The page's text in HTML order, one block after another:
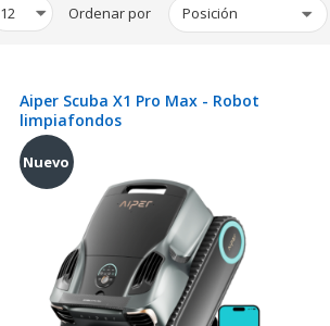
Ordenar por
Aiper Scuba X1 Pro Max - Robot
limpiafondos
Nuevo